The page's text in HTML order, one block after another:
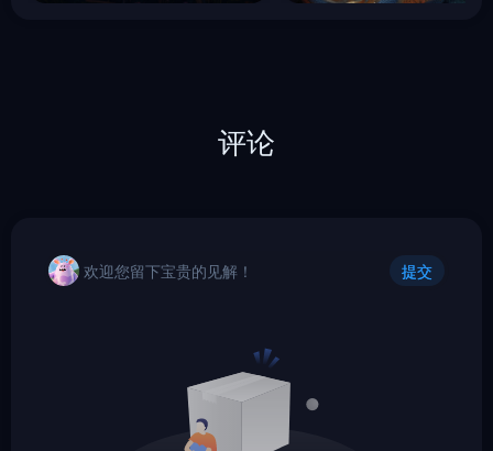
评论
欢迎您留下宝贵的见解！ 提交